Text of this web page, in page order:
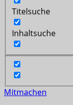
Titelsuche
Inhaltsuche
Mitmachen